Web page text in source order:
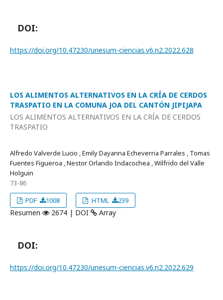
DOI:
https://doi.org/10.47230/unesum-ciencias.v6.n2.2022.628
LOS ALIMENTOS ALTERNATIVOS EN LA CRÍA DE CERDOS
TRASPATIO EN LA COMUNA JOA DEL CANTÓN JIPIJAPA
LOS ALIMENTOS ALTERNATIVOS EN LA CRÍA DE CERDOS
TRASPATIO
Alfredo Valverde Lucio , Emily Dayanna Echeverria Parrales , Tomas
Fuentes Figueroa , Nestor Orlando Indacochea , Wilfrido del Valle
Holguin
73-86
PDF
1008 HTML 239
Resumen 2674 | DOI Array
DOI:
https://doi.org/10.47230/unesum-ciencias.v6.n2.2022.629